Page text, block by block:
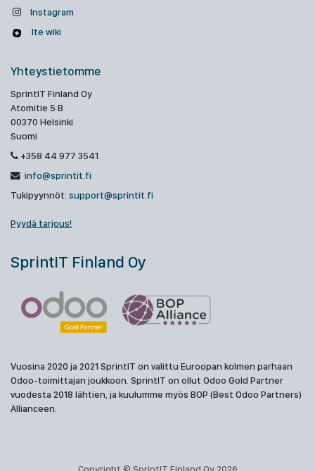
Instagram
Ite wiki
Yhteystietomme
SprintIT Finland Oy
Atomitie 5 B
00370 Helsinki
Suomi
+358 44 977 3541
info@sprintit.fi
Tukipyynnöt: support@sprintit.fi
Pyydä tarjous!
SprintIT Finland Oy
Vuosina 2020 ja 2021 SprintIT on valittu Euroopan kolmen parhaan
Odoo-toimittajan joukkoon. SprintIT on ollut Odoo Gold Partner
vuodesta 2018 lähtien, ja kuulumme myös BOP (Best Odoo Partners)
Allianceen.
Copyright © SprintIT Finland Oy 2026